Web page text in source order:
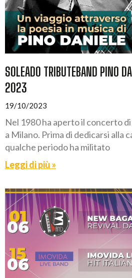
SOLEADO TRIBUTEBAND PINO
2023
19/10/2023
Nel 1980 ha aperto il concerto
a Milano. Prima di dedicarsi alla
qualche periodo ha militato
Leggi di più »